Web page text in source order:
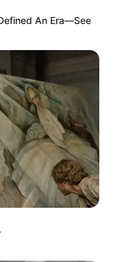
Loss Isn't
An Era—See